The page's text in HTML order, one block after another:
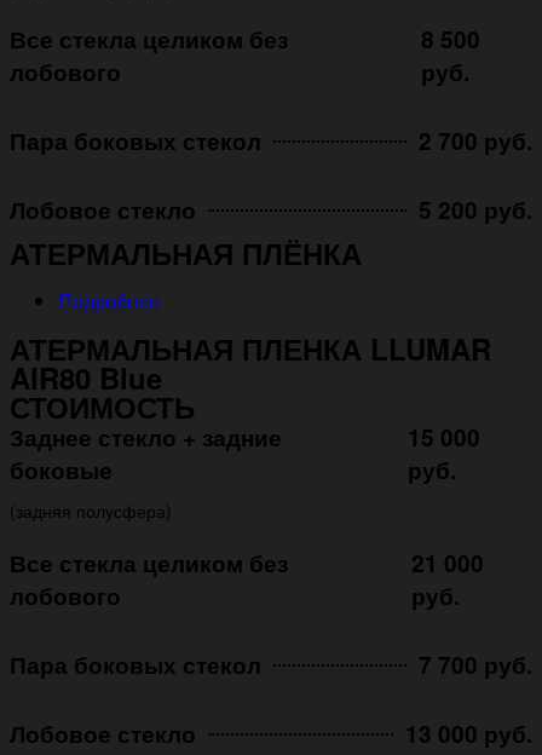
Все стекла целиком без
лобового
8 500
руб.
Пара боковых стекол 2 700 руб.
Лобовое стекло 5 200 руб.
АТЕРМАЛЬНАЯ ПЛЁНКА
Подробнее
АТЕРМАЛЬНАЯ ПЛЕНКА LLUMAR
AIR80 Blue
СТОИМОСТЬ
Заднее стекло + задние
боковые
15 000
руб.
(задняя полусфера)
Все стекла целиком без
лобового
21 000
руб.
Пара боковых стекол 7 700 руб.
Лобовое стекло 13 000 руб.